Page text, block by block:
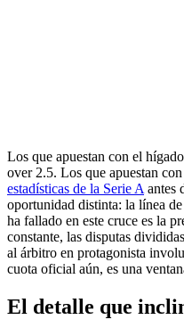
Los que apuestan con el
over 2.5. Los que apuestan
estadísticas de la Serie Aantes
oportunidad distinta: la línea
ha fallado en este cruce es la
constante, las disputas
al árbitro en protagonista
cuota oficial aún, es una
El detalle que